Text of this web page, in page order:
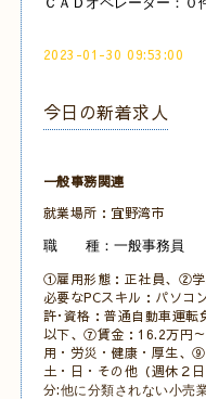
2023-01-30 09:53:00
今日の新着求人
一般事務関連
就業場所：宜野湾市
職 種：一般事務員
①雇用形態：正社員、②
必要なPCスキル：パソコ
許･資格：普通自動車運
以下、⑦賃金：16.2万円
用・労災・健康・厚生
土・日・その他（週休２
分:他に分類されない小売